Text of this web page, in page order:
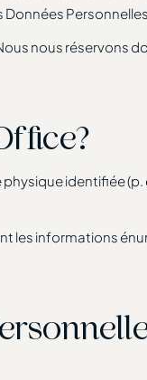
nous réservons
identifiée (p.
les informations